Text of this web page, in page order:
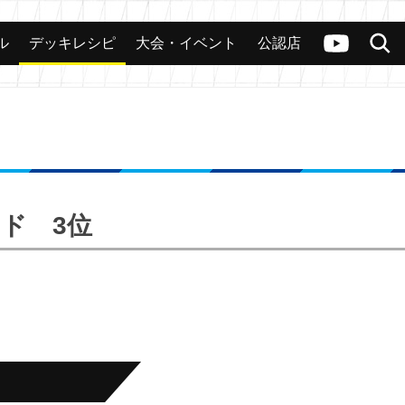
ヴァンガードch
検索
カード 大会 公認店舗 その他
デッキレシピ 大会・イベント 公認店
ド 3位